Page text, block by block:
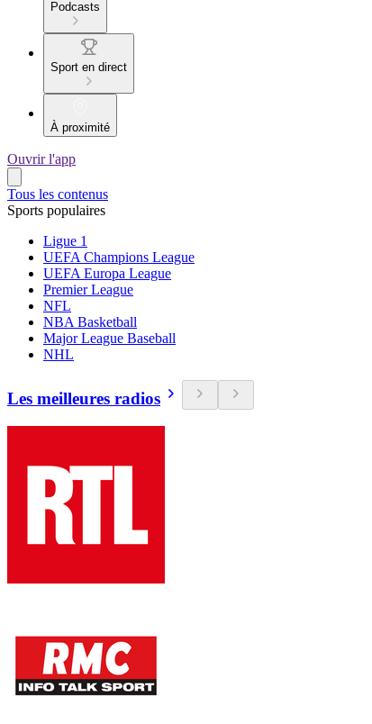
Podcasts
Sport en direct
À proximité
Ouvrir l'app
Tous les contenus
Sports populaires
Ligue 1
UEFA Champions League
UEFA Europa League
Premier League
NFL
NBA Basketball
Major League Baseball
NHL
Les meilleures radios